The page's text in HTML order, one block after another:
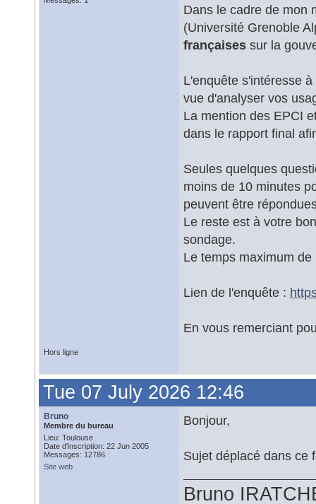
Dans le cadre de mon
(Université Grenoble
françaises sur la
L'enquête s'intéresse
vue d'analyser vos
La mention des EPCI
dans le rapport final
Seules quelques
moins de 10 minutes
peuvent être
Le reste est à votre
sondage.
Le temps maximum
Lien de l'enquête :
En vous remerciant
Hors ligne
Tue 07 July 2026 12:46
Bruno
Membre du bureau
Lieu: Toulouse
Date d'inscription: 22 Jun 2005
Messages: 12786
Site web
Bonjour,
Sujet déplacé dans ce
Bruno